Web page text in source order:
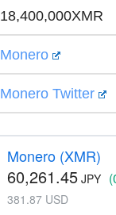
18,400,000XMR
Monero
Monero Twitter
Monero (XMR)
60,261.45 JPY
381.87 USD